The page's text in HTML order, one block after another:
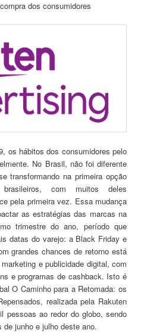
dos consumidores
os hábitos dos consumidores pelo
No Brasil, não foi diferente
transformando na primeira opção
com muitos deles
pela primeira vez. Essa mudança
as estratégias das marcas na
trimestre do ano, período que
datas do varejo: a Black Friday e
grandes chances de retorno está
e publicidade digital, com
e programas de cashback. Isto é
O Caminho para a Retomada: os
realizada pela Rakuten
pessoas ao redor do globo, sendo
junho e julho deste ano.